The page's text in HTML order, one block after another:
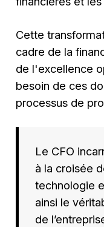
Cette
cadre de la
de l'excellence
besoin de ces
processus de
Le CFO
à la croisée
technologie
ainsi le
de